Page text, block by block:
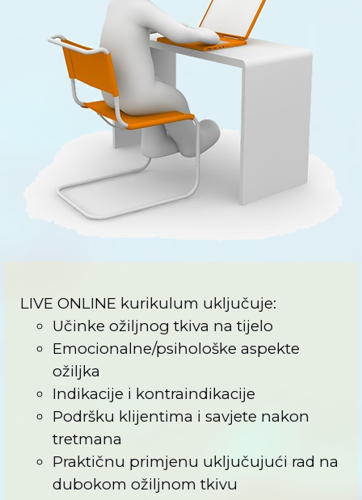
LIVE ONLINE kurikulum uključuje:
Učinke ožiljnog tkiva na tijelo
Emocionalne/psihološke aspekte
ožiljka
Indikacije i kontraindikacije
Podršku klijentima i savjete nakon
tretmana
Praktičnu primjenu uključujući rad na
dubokom ožiljnom tkivu